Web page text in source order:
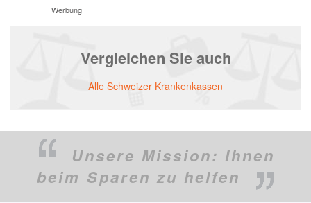
Werbung
Vergleichen Sie auch
Alle Schweizer Krankenkassen
Unsere Mission: Ihnen
beim Sparen zu helfen